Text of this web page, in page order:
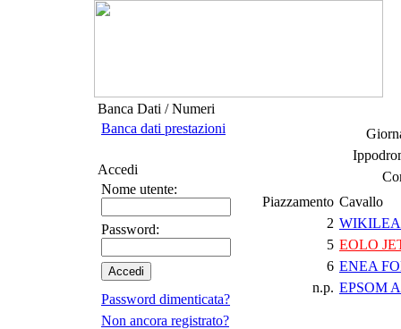
Banca Dati / Numeri
Banca dati prestazioni
Accedi
Nome utente:
Password:
Password dimenticata?
Non ancora registrato?
Piazzamento Cavallo
2
5 EOLO
6 ENEA
n.p. EPSOM